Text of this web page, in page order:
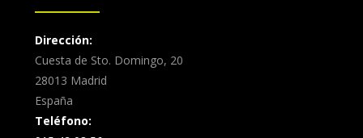
Dirección:
Cuesta de Sto. Domingo, 20
28013 Madrid
España
Teléfono: